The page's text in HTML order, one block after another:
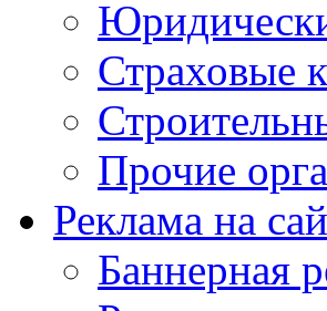
Страховые
Прочие
Реклама на
Баннерная